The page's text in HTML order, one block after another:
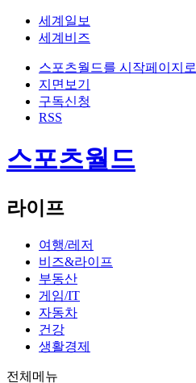
세계일보
세계비즈
스포츠월드를 시작페이지로
지면보기
구독신청
RSS
스포츠월드
라이프
여행/레저
비즈&라이프
부동산
게임/IT
자동차
건강
생활경제
전체메뉴